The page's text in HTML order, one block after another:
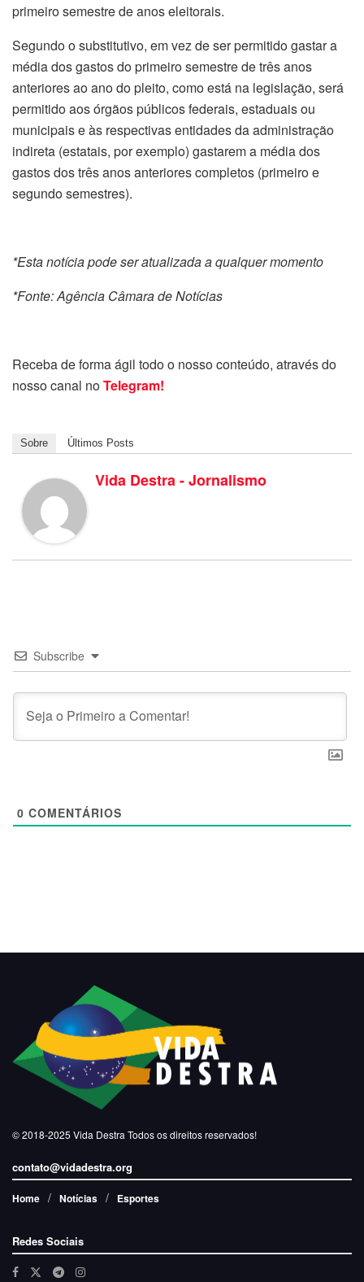
primeiro semestre de anos eleitorais.
Segundo osubstitutivo, em vez de ser permitido gastar a
média dos gastos do primeiro semestre de três anos
anteriores ao ano do pleito, como está na legislação, será
permitido aos órgãos públicos federais, estaduais ou
municipais e às respectivas entidades da administração
indireta (estatais, por exemplo) gastarem a média dos
gastos dos três anos anteriores completos (primeiro e
segundo semestres).
*Esta notícia pode ser atualizada a qualquer momento
*Fonte: Agência Câmara de Notícias
Receba de forma ágil todo o nosso conteúdo, através do
nosso canal noTelegram!
Sobre Últimos Posts
Vida Destra - Jornalismo
Subscribe
0 COMENTÁRIOS
© 2018-2025 Vida Destra Todos os direitos reservados!
contato@vidadestra.org
Home Notícias Esportes
Redes Sociais